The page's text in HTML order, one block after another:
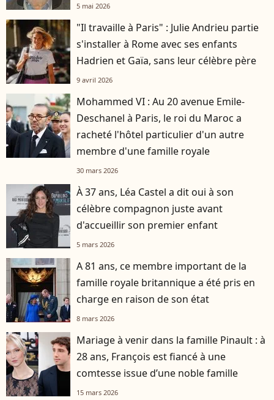
5 mai 2026
"Il travaille à Paris" : Julie Andrieu partie
s'installer à Rome avec ses enfants
Hadrien et Gaïa, sans leur célèbre père
9 avril 2026
Mohammed VI : Au 20 avenue Emile-
Deschanel à Paris, le roi du Maroc a
racheté l'hôtel particulier d'un autre
membre d'une famille royale
30 mars 2026
À 37 ans, Léa Castel a dit oui à son
célèbre compagnon juste avant
d'accueillir son premier enfant
5 mars 2026
A 81 ans, ce membre important de la
famille royale britannique a été pris en
charge en raison de son état
8 mars 2026
Mariage à venir dans la famille Pinault : à
28 ans, François est fiancé à une
comtesse issue d’une noble famille
15 mars 2026